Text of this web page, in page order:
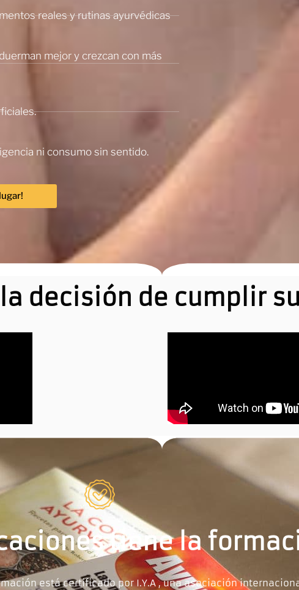
reales y rutinas ayurvédicas
mejor y crezcan con más
ni consumo sin sentido.
decisión de cumplir
tiene la
está certificado por I.Y.A , una asociación